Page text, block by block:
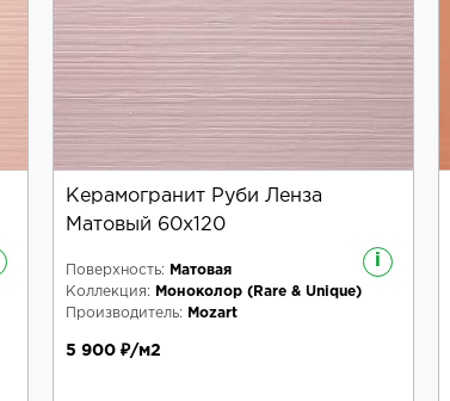
Керамогранит Руби Ленза
Матовый 60x120
i
Поверхность:
Матовая
Коллекция:
Моноколор (Rare & Unique)
Производитель:
Mozart
5 900 ₽/м2